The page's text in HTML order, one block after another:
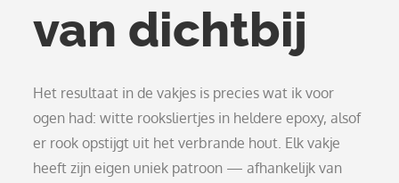
van dichtbij
Het resultaat in de vakjes is precies wat ik voor
ogen had: witte rooksliertjes in heldere epoxy, alsof
er rook opstijgt uit het verbrande hout. Elk vakje
heeft zijn eigen uniek patroon — afhankelijk van